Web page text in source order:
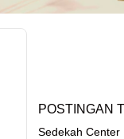
POSTINGAN
Sedekah